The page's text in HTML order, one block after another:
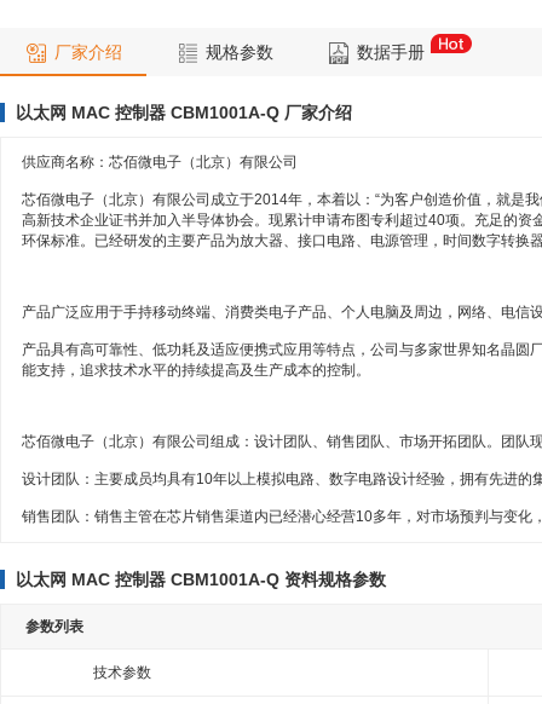
厂家介绍 规格参数 数据手册
以太网 MAC 控制器 CBM1001A-Q 厂家介绍
供应商名称： 芯佰微电子（北京）有限公司
芯佰微电子（北京）有限公司成立于2014年，本着以：“为客户创造价值，就是
高新技术企业证书并加入半导体协会。现累计申请布图专利超过40项。充足的
环保标准。已经研发的主要产品为放大器、接口电路、电源管理，时间数字转换
产品广泛应用于手持移动终端、消费类电子产品、个人电脑及周边，网络、电
产品具有高可靠性、低功耗及适应便携式应用等特点，公司与多家世界知名晶
能支持，追求技术水平的持续提高及生产成本的控制。
芯佰微电子（北京）有限公司组成：设计团队、销售团队、市场开拓团队。团队
设计团队：主要成员均具有10年以上模拟电路、数字电路设计经验，拥有先进
销售团队：销售主管在芯片销售渠道内已经潜心经营10多年，对市场预判与变
以太网 MAC 控制器 CBM1001A-Q 资料规格参数
参数列表
技术参数